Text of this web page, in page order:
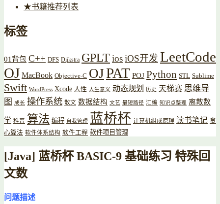
★书籍推荐列表
标签
01背包 C++ DFS Dijkstra GPLTiosiOS开发 LeetCode
OJ MacBook Objective-C OJPAT POJ Python STL Sublime
Swift WordPress Xcode 人性 人生意义 动态规划 历史 天梯赛 思维导
图
成长 操作系统 散文 数据结构 文艺 最短路径 汇编 知识点整理 离散数
学 科普 算法 编程 自我管理 蓝桥杯 计算机组成原理 读书笔记 贪
心算法 软件体系结构 软件工程 软件项目管理
[Java] 蓝桥杯 BASIC-9 基础练习 特殊回
文数
问题描述